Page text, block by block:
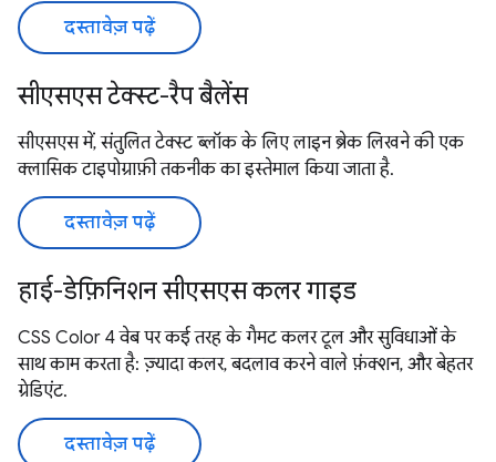
दस्तावेज़ पढ़ें
सीएसएस टेक्स्ट-रैप बैलेंस
सीएसएस में, संतुलित टेक्स्ट ब्लॉक के लिए लाइन ब्रेक लिखने की एक
क्लासिक टाइपोग्राफ़ी तकनीक का इस्तेमाल किया जाता है.
दस्तावेज़ पढ़ें
हाई-डेफ़िनिशन सीएसएस कलर गाइड
CSS Color 4 वेब पर कई तरह के गैमट कलर टूल और सुविधाओं के
साथ काम करता है: ज़्यादा कलर, बदलाव करने वाले फ़ंक्शन, और बेहतर
ग्रेडिएंट.
दस्तावेज़ पढ़ें